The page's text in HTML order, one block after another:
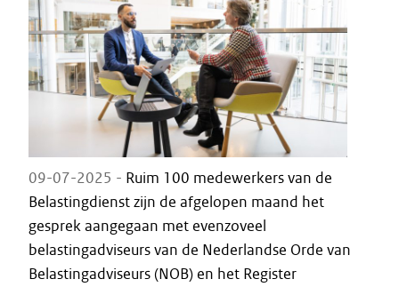
09-07-2025 - Ruim 100 medewerkers van de
Belastingdienst zijn de afgelopen maand het
gesprek aangegaan met evenzoveel
belastingadviseurs van de Nederlandse Orde van
Belastingadviseurs (NOB) en het Register